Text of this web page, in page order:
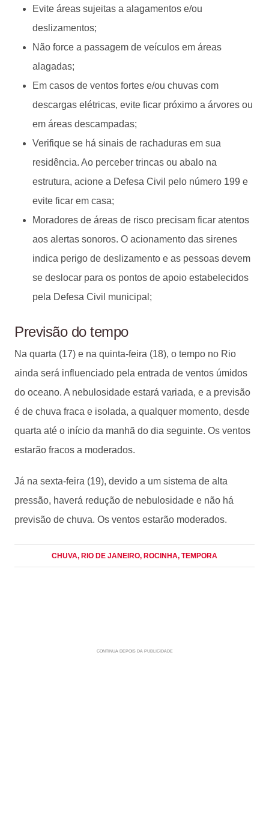
Evite áreas sujeitas a alagamentos e/ou
deslizamentos;
Não force a passagem de veículos em áreas
alagadas;
Em casos de ventos fortes e/ou chuvas com
descargas elétricas, evite ficar próximo a árvores ou
em áreas descampadas;
Verifique se há sinais de rachaduras em sua
residência. Ao perceber trincas ou abalo na
estrutura, acione a Defesa Civil pelo número 199 e
evite ficar em casa;
Moradores de áreas de risco precisam ficar atentos
aos alertas sonoros. O acionamento das sirenes
indica perigo de deslizamento e as pessoas devem
se deslocar para os pontos de apoio estabelecidos
pela Defesa Civil municipal;
Previsão do tempo
Na quarta (17) e na quinta-feira (18), o tempo no Rio
ainda será influenciado pela entrada de ventos úmidos
do oceano. A nebulosidade estará variada, e a previsão
é de chuva fraca e isolada, a qualquer momento, desde
quarta até o início da manhã do dia seguinte. Os ventos
estarão fracos a moderados.
Já na sexta-feira (19), devido a um sistema de alta
pressão, haverá redução de nebulosidade e não há
previsão de chuva. Os ventos estarão moderados.
CHUVA, RIO DE JANEIRO, ROCINHA, TEMPORA